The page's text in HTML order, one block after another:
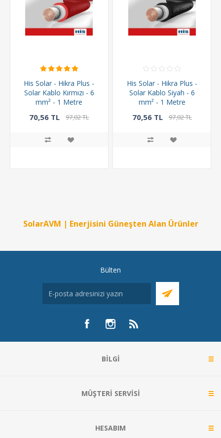
His Solar - Hikra Plus -
Solar Kablo Kırmızı - 6
mm² - 1 Metre
70,56 TL 97,02 TL
His Solar - Hikra Plus -
Solar Kablo Siyah - 6
mm² - 1 Metre
70,56 TL 97,02 TL
SolarAVM | Enerjisini Güneşten Alan Ürünler
Bülten
BILGI
MÜŞTERI SERVISI
HESABIM